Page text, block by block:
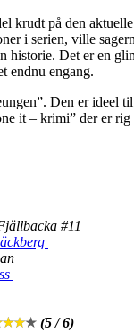
krudt på den
i serien, ville
historie. Det er en
endnu engang.
Den er ideel
it – krimi” der er
#11
(5 / 6)